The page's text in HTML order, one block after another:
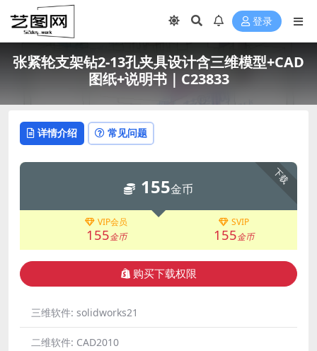
登录
张紧轮支架钻2-13孔夹具设计含三维模型+CAD
图纸+说明书｜C23833
详情介绍 常见问题
下载
155金币
VIP会员
155金币
SVIP
155金币
购买下载权限
三维软件: solidworks21
二维软件: CAD2010